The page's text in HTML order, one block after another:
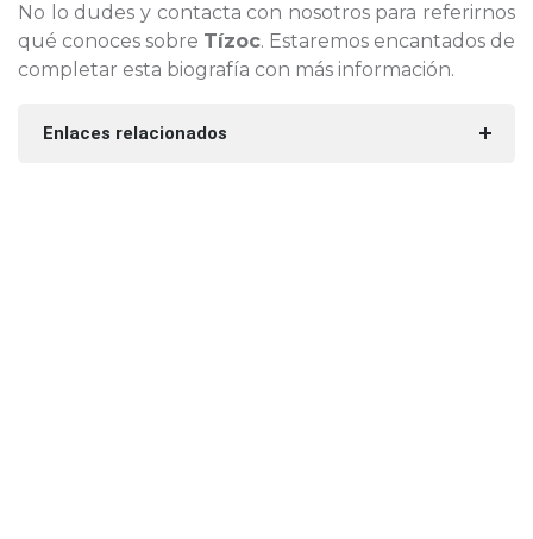
No lo dudes y contacta con nosotros para referirnos
qué conoces sobre Tízoc. Estaremos encantados de
completar esta biografía con más información.
Enlaces relacionados